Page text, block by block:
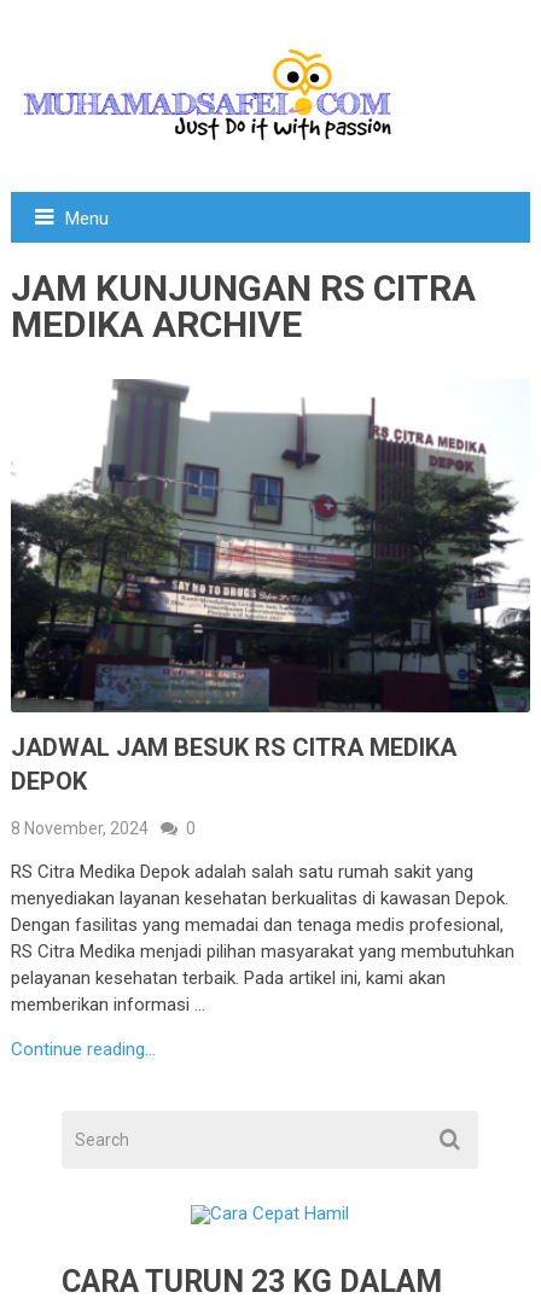
Menu
JAM KUNJUNGAN RS CITRA
MEDIKA ARCHIVE
JADWAL JAM BESUK RS CITRA MEDIKA
DEPOK
8 November, 2024 0
RS Citra Medika Depok adalah salah satu rumah sakit yang
menyediakan layanan kesehatan berkualitas di kawasan Depok.
Dengan fasilitas yang memadai dan tenaga medis profesional,
RS Citra Medika menjadi pilihan masyarakat yang membutuhkan
pelayanan kesehatan terbaik. Pada artikel ini, kami akan
memberikan informasi …
Continue reading...
CARA TURUN 23 KG DALAM